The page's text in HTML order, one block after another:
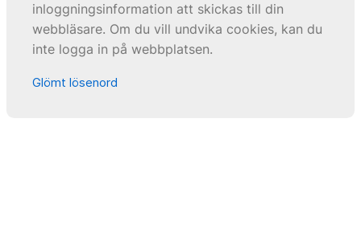
inloggningsinformation att skickas till din
webbläsare. Om du vill undvika cookies, kan du
inte logga in på webbplatsen.
Glömt lösenord